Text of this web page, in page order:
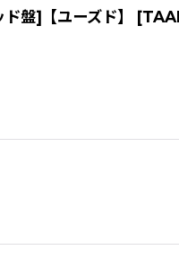
]【ユーズド】 [